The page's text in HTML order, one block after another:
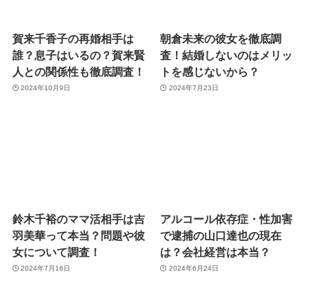
賀来千香子の再婚相手は
誰？息子はいるの？賀来賢
人との関係性も徹底調査！
2024年10月9日
朝倉未来の彼女を徹底調
査！結婚しないのはメリッ
トを感じないから？
2024年7月23日
鈴木千裕のママ活相手は吉
羽美華って本当？問題や彼
女について調査！
2024年7月16日
アルコール依存症・性加害
で逮捕の山口達也の現在
は？会社経営は本当？
2024年6月24日